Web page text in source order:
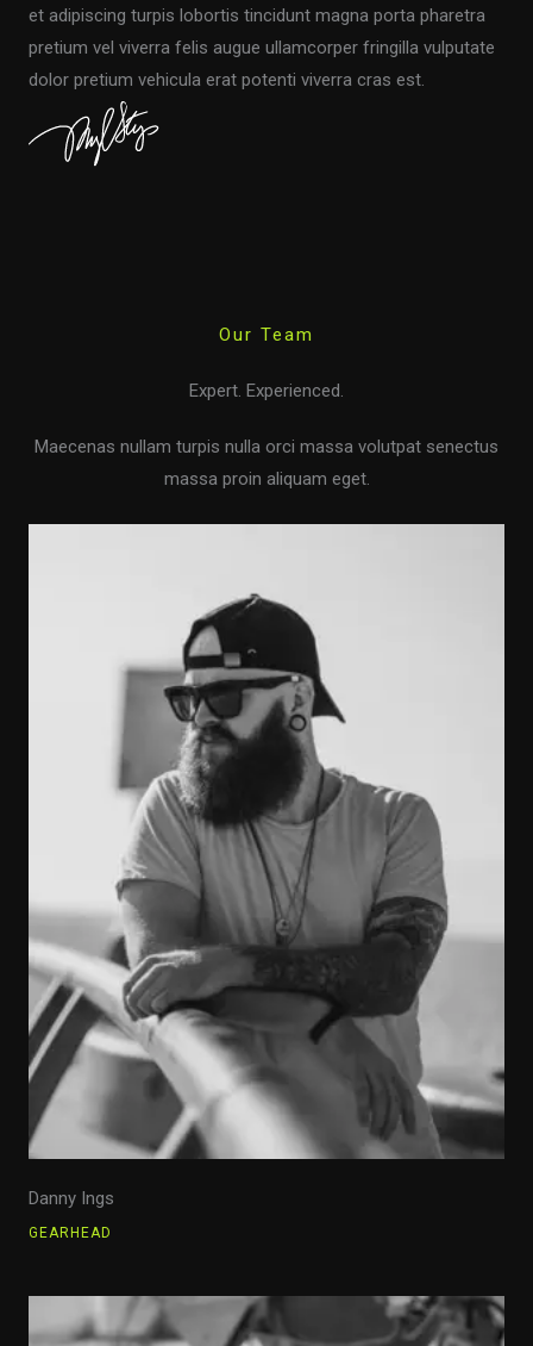
et adipiscing turpis lobortis tincidunt magna porta pharetra
pretium vel viverra felis augue ullamcorper fringilla vulputate
dolor pretium vehicula erat potenti viverra cras est.
Our Team
Expert. Experienced.
Maecenas nullam turpis nulla orci massa volutpat senectus
massa proin aliquam eget.
Danny Ings
GEARHEAD